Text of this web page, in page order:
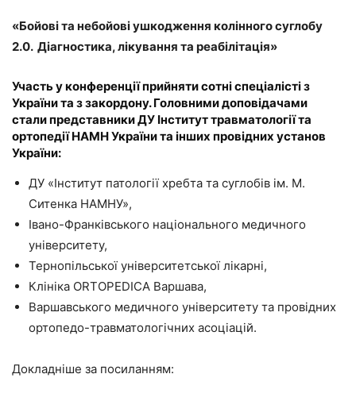
«Бойові та небойові ушкодження колінного суглобу
2.0. Діагностика,лікування та реабілітація»
Участь у конференції прийняти сотні спеціалісті з
України та з закордону. Головними доповідачами
стали представникиДУ Інститут травматології та
ортопедії НАМН Українита інших провідних установ
України:
ДУ «Інститут патології хребта та суглобів ім. М.
Ситенка НАМНУ»,
Івано-Франківського національного медичного
університету,
Тернопільської університетської лікарні,
Клініка ORTOPEDICA Варшава,
Варшавського медичного університету та провідних
ортопедо-травматологічних асоціацій.
Докладніше за посиланням: